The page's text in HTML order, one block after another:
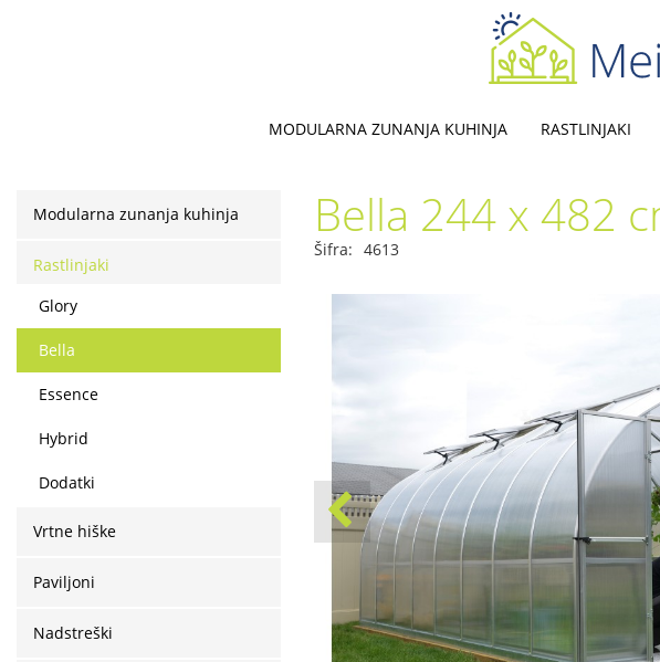
MODULARNA ZUNANJA KUHINJA RASTLINJAKI
Modularna zunanja kuhinja
Rastlinjaki
Glory
Bella
Essence
Hybrid
Dodatki
Vrtne hiške
Paviljoni
Nadstreški
Bella 244 x 482
Šifra: 4613